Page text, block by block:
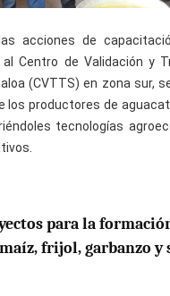
acciones de
al Centro de Validación y
(CVTTS) en zona sur,
los productores de
tecnologías
para la
frijol, garbanzo y